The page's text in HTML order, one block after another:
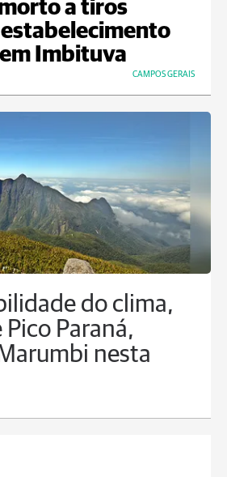
a tiros
Imbituva
CAMPOS GERAIS
do clima,
Pico Paraná,
nesta